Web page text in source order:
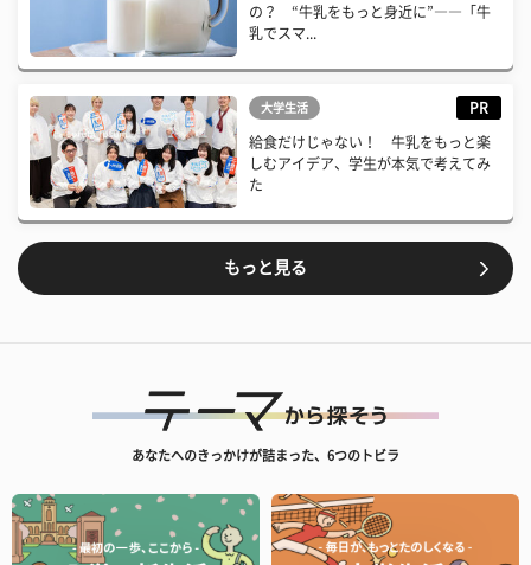
の？ “牛乳をもっと身近に”――「牛
乳でスマ...
大学生活 PR
給食だけじゃない！ 牛乳をもっと楽
しむアイデア、学生が本気で考えてみ
た
もっと見る
あなたへのきっかけが詰まった、6つのトビラ